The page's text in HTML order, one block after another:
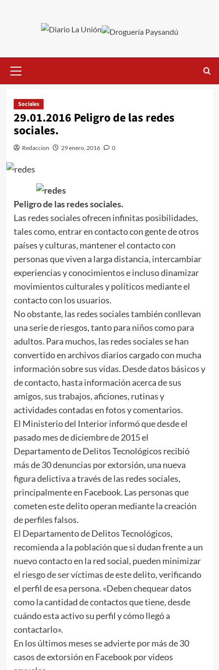
primario
Sociales
29.01.2016 Peligro de las redes
sociales.
Redaccion 29 enero, 2016 0
Peligro de las redes sociales.
Las redes sociales ofrecen infinitas posibilidades,
tales como, entrar en contacto con gente de otros
países y culturas, mantener el contacto con
personas que viven a larga distancia, intercambiar
experiencias y conocimientos e incluso dinamizar
movimientos culturales y políticos mediante el
contacto con los usuarios.
No obstante, las redes sociales también conllevan
una serie de riesgos, tanto para niños como para
adultos. Para muchos, las redes sociales se han
convertido en archivos diarios cargado con mucha
información sobre sus vidas. Desde datos básicos y
de contacto, hasta información acerca de sus
amigos, sus trabajos, aficiones, rutinas y
actividades contadas en fotos y comentarios.
El Ministerio del Interior informó que desde el
pasado mes de diciembre de 2015 el
Departamento de Delitos Tecnológicos recibió
más de 30 denuncias por extorsión, una nueva
figura delictiva a través de las redes sociales,
principalmente en Facebook. Las personas que
cometen este delito operan mediante la creación
de perfiles falsos.
El Departamento de Delitos Tecnológicos,
recomienda a la población que si dudan frente a un
nuevo contacto en la red social, pueden minimizar
el riesgo de ser víctimas de este delito, verificando
el perfil de esa persona. «Deben chequear datos
como la cantidad de contactos que tiene, desde
cuándo esta activo su perfil y cómo llegó a
contactarlo».
En los últimos meses se advierte por más de 30
casos de extorsión en Facebook por videos